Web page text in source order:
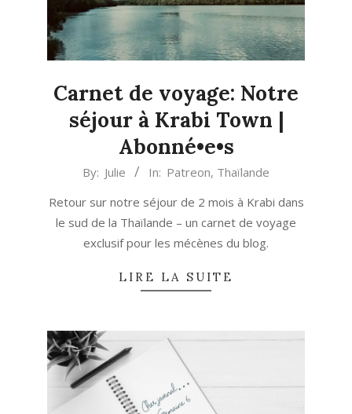
Carnet de voyage: Notre
séjour à Krabi Town |
Abonné•e•s
14
By: Julie In: Patreon, Thaïlande
Retour sur notre séjour de 2 mois à Krabi dans
le sud de la Thaïlande – un carnet de voyage
exclusif pour les mécènes du blog.
LIRE LA SUITE